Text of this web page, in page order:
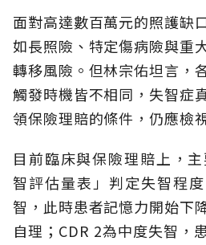
面對高達數百萬元的照護缺
如長照險、特定傷病險與重
轉移風險。但林宗佑坦言，
觸發時機皆不相同，失智症
領保險理賠的條件，仍應檢
目前臨床與保險理賠上，
智評估量表」判定失智程
智，此時患者記憶力開始下
自理；CDR 2為中度失智，